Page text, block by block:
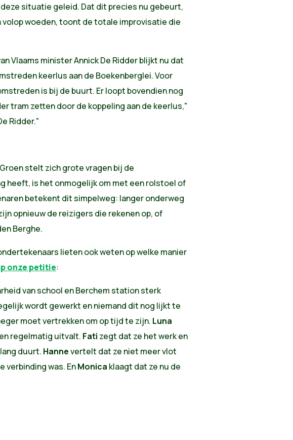
situatie geleid. Dat dit precies nu gebeurt,
woeden, toont de totale improvisatie die
Vlaams minister Annick De Ridder blijkt nu dat
keerlus aan de Boekenberglei. Voor
is bij de buurt. Er loopt bovendien nog
tram zetten door de koppeling aan de keerlus,"
Ridder."
stelt zich grote vragen bij de
heeft, is het onmogelijk om met een rolstoel of
betekent dit simpelweg: langer onderweg
opnieuw de reizigers die rekenen op, of
Berghe.
lieten ook weten op welke manier
onze petitie:
van school en Berchem station sterk
wordt gewerkt en niemand dit nog lijkt te
moet vertrekken om op tijd te zijn. Luna
regelmatig uitvalt. Fati zegt dat ze het werk en
duurt. Hannevertelt dat ze niet meer vlot
verbinding was. EnMonica klaagt dat ze nu de